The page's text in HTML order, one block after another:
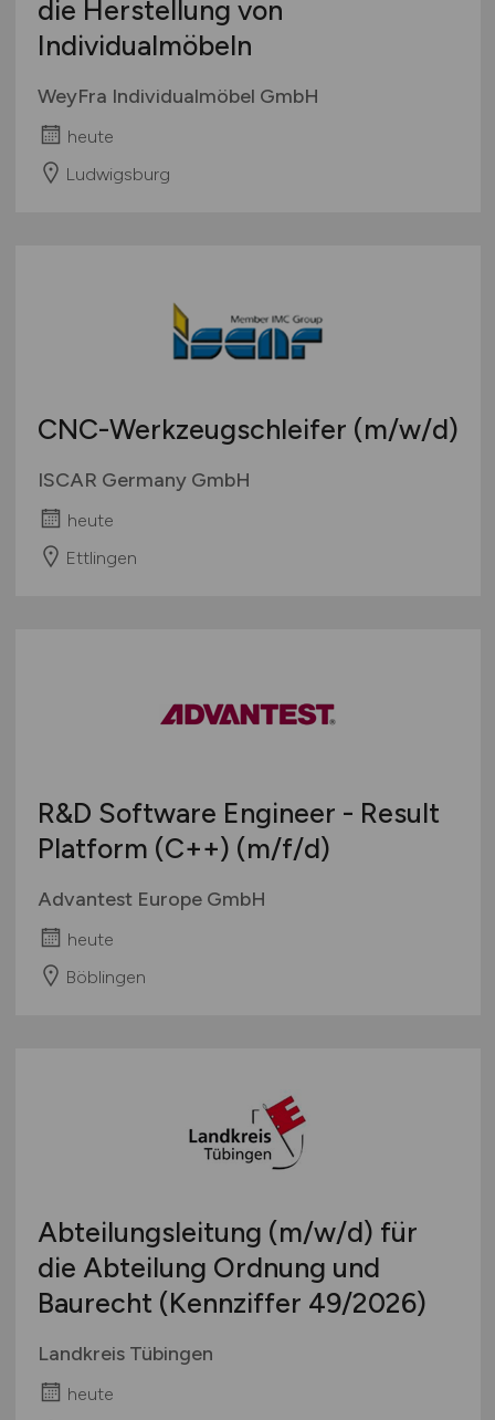
die Herstellung von
Individualmöbeln
WeyFra Individualmöbel GmbH
heute
Ludwigsburg
CNC-Werkzeugschleifer (m/w/d)
ISCAR Germany GmbH
heute
Ettlingen
R&D Software Engineer - Result
Platform (C++) (m/f/d)
Advantest Europe GmbH
heute
Böblingen
Abteilungsleitung (m/w/d) für
die Abteilung Ordnung und
Baurecht (Kennziffer 49/2026)
Landkreis Tübingen
heute